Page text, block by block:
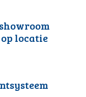
locatie